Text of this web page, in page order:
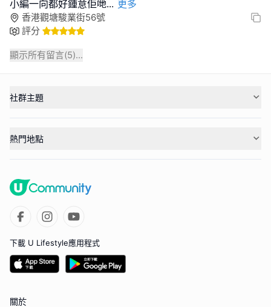
小編一向都好鍾意佢哋... 更多
香港觀塘駿業街56號
評分
顯示所有留言(5)...
社群主題
熱門地點
下載 U Lifestyle應用程式
關於